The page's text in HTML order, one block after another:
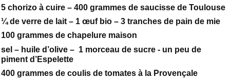
5 chorizo à cuire – 400 grammes de saucisse de Toulouse
¼ de verre de lait – 1 œuf bio – 3 tranches de pain de mie
100 grammes de chapelure maison
sel – huile d’olive – 1 morceau de sucre - un peu de
piment d’Espelette
400 grammes de coulis de tomates à la Provençale